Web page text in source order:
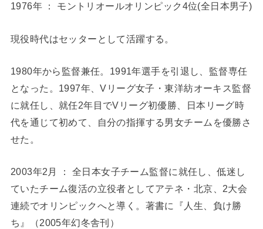
1976年 ： モントリオールオリンピック4位(全日本男子)
現役時代はセッターとして活躍する。
1980年から監督兼任。1991年選手を引退し、監督専任
となった。1997年、Vリーグ女子・東洋紡オーキス監督
に就任し、就任2年目でVリーグ初優勝、日本リーグ時
代を通じて初めて、自分の指揮する男女チームを優勝さ
せた。
2003年2月 ： 全日本女子チーム監督に就任し、低迷し
ていたチーム復活の立役者としてアテネ・北京、2大会
連続でオリンピックへと導く。著書に『人生、負け勝
ち』（2005年幻冬舎刊）